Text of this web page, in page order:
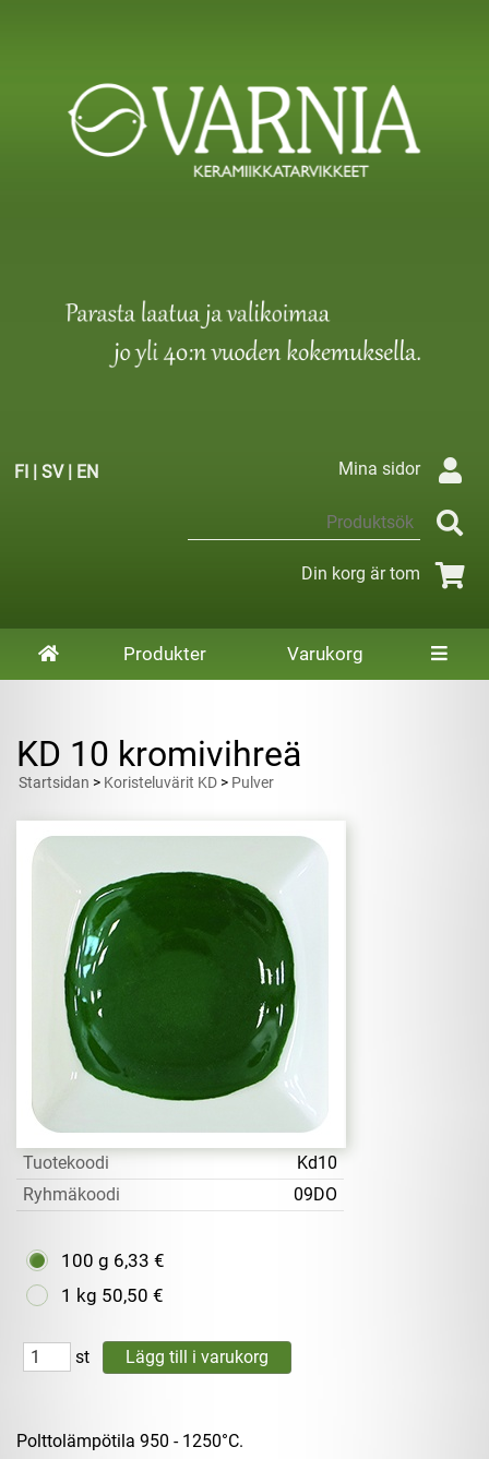
FI | SV| EN Mina sidor
Din korg är tom
Produkter Varukorg
KD 10 kromivihreä
Startsidan > Koristeluvärit KD > Pulver
Tuotekoodi
Kd10
Ryhmäkoodi
09DO
100 g 6,33 €
1 kg 50,50 €
st
Polttolämpötila 950 - 1250°C.